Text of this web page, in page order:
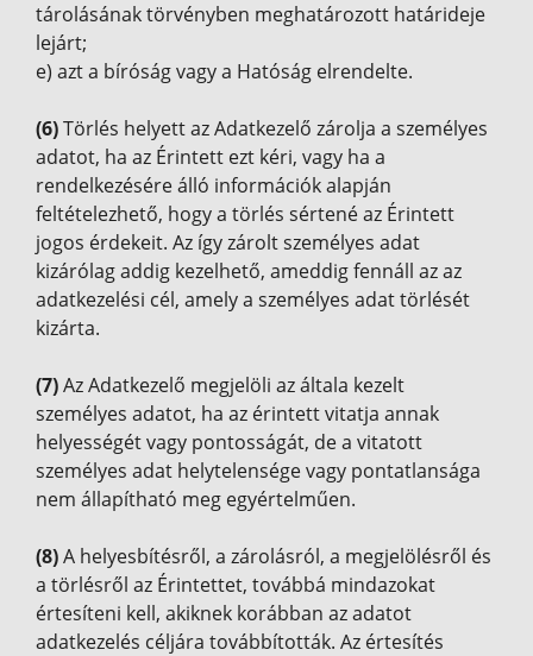
tárolásának törvényben meghatározott határideje
lejárt;
e) azt a bíróság vagy a Hatóság elrendelte.
(6)Törlés helyett az Adatkezelő zárolja a személyes
adatot, ha az Érintett ezt kéri, vagy ha a
rendelkezésére álló információk alapján
feltételezhető, hogy a törlés sértené az Érintett
jogos érdekeit. Az így zárolt személyes adat
kizárólag addig kezelhető, ameddig fennáll az az
adatkezelési cél, amely a személyes adat törlését
kizárta.
(7)Az Adatkezelő megjelöli az általa kezelt
személyes adatot, ha az érintett vitatja annak
helyességét vagy pontosságát, de a vitatott
személyes adat helytelensége vagy pontatlansága
nem állapítható meg egyértelműen.
(8)A helyesbítésről, a zárolásról, a megjelölésről és
a törlésről az Érintettet, továbbá mindazokat
értesíteni kell, akiknek korábban az adatot
adatkezelés céljára továbbították. Az értesítés